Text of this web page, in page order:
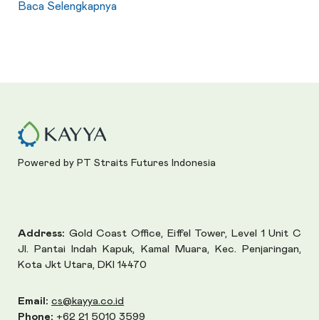
Baca Selengkapnya
Powered by PT Straits Futures Indonesia
Address: Gold Coast Office, Eiffel Tower, Level 1 Unit C
Jl. Pantai Indah Kapuk, Kamal Muara, Kec. Penjaringan,
Kota Jkt Utara, DKI 14470
Email: cs@kayya.co.id
Phone: +62 21 5010 3599